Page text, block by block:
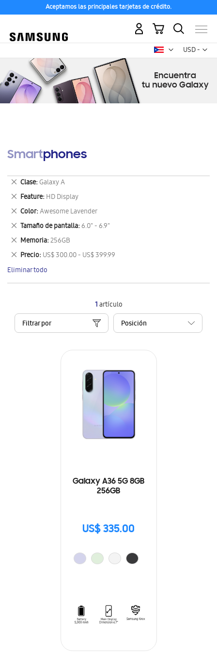
Aceptamos las principales tarjetas de crédito.
USD -
dólar
Mi carrito
Smartphones
1artículo
Filtrar por
Galaxy A36 5G 8GB
256GB
US$ 335.00
Clase Galaxy A
Eliminar
este
artículo
Feature HD Display
Eliminar
este
artículo
Color Awesome Lavender
Eliminar
este
artículo
Tamaño de pantalla 6.0" - 6.9"
Eliminar
este
artículo
Memoria 256GB
Eliminar
este
artículo
Precio US$ 300.00 - US$ 399.99
Eliminar
este
artículo
Eliminar todo